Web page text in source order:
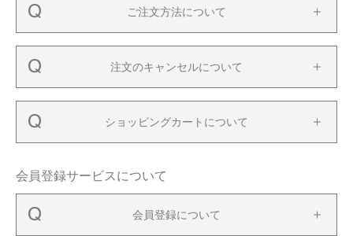
今治タオルについて
当サイトについて
ヘルプ
規約
大量購入・法人向けの購入の方は
ご注文方法について
注文のキャンセルについて
ショッピングカートについて
会員登録サービスについて
会員登録について